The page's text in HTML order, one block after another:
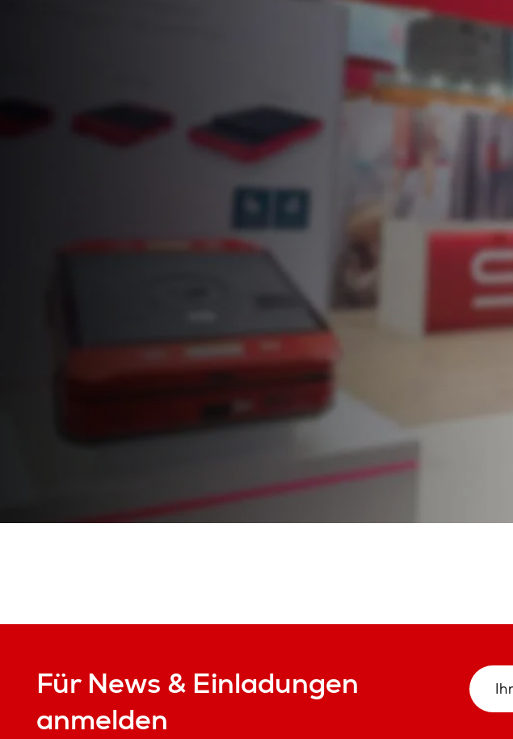
Für News & Einladungen
anmelden